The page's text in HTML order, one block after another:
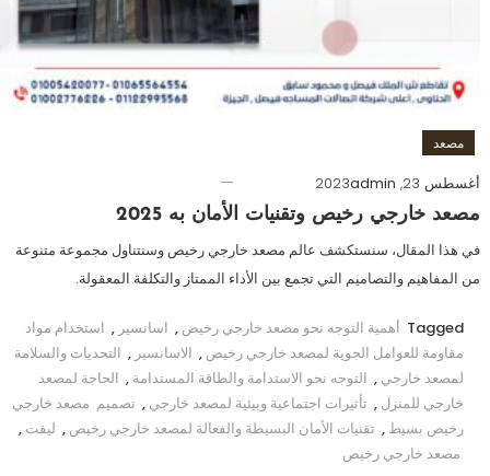
مصعد
أغسطس 23, 2023
admin
مصعد خارجي رخيص وتقنيات الأمان به 2025
في هذا المقال، سنستكشف عالم مصعد خارجي رخيص وسنتناول مجموعة متنوعة
من المفاهيم والتصاميم التي تجمع بين الأداء الممتاز والتكلفة المعقولة.
Tagged أهمية التوجه نحو مصعد خارجي رخيص , اسانسير , استخدام مواد
مقاومة للعوامل الجوية لمصعد خارجي رخيص , الاسانسير , التحديات والسلامة
لمصعد خارجي , التوجه نحو الاستدامة والطاقة المستدامة , الحاجة لمصعد
خارجي للمنزل , تأثيرات اجتماعية وبيئية لمصعد خارجي , تصميم مصعد خارجي
رخيص بسيط , تقنيات الأمان البسيطة والفعالة لمصعد خارجي رخيص , ليفت ,
مصعد خارجي رخيص